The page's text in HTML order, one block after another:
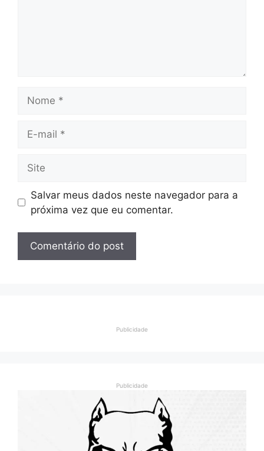
mail
Salvar meus dados neste navegador para a
próxima vez que eu comentar.
Publicidade
Publicidade